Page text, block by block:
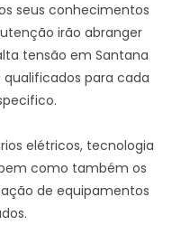
seus conhecimentos
irão abranger
tensão em Santana
para cada
elétricos, tecnologia
como também os
de equipamentos